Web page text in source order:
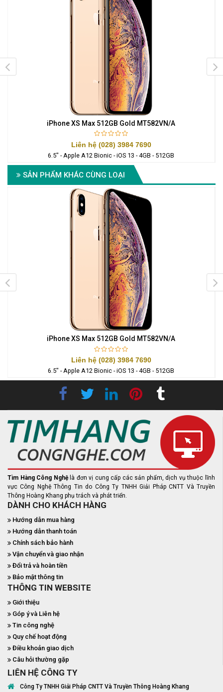
iPhone XS Max 512GB Gold MT582VN/A
Liên hệ (028) 3984 7690
6.5" - Apple A12 Bionic - iOS 13 - 4GB - 512GB
SẢN PHẨM KHÁC CÙNG LOẠI
iPhone XS Max 512GB Gold MT582VN/A
Liên hệ (028) 3984 7690
6.5" - Apple A12 Bionic - iOS 13 - 4GB - 512GB
Tìm Hàng Công Nghệ là đơn vị cung cấp các sản phẩm, dịch vụ thuộc lĩnh
vực Công Nghệ Thông Tin do Công Ty TNHH Giải Pháp CNTT Và Truyền
Thông Hoàng Khang phụ trách và phát triển.
DÀNH CHO KHÁCH HÀNG
Hướng dẫn mua hàng
Hướng dẫn thanh toán
Chính sách bảo hành
Vận chuyển và giao nhận
Đổi trả và hoàn tiền
Bảo mật thông tin
THÔNG TIN WEBSITE
Giới thiệu
Góp ý và Liên hệ
Tin công nghệ
Quy chế hoạt động
Điều khoản giao dịch
Câu hỏi thường gặp
LIÊN HỆ CÔNG TY
Công Ty TNHH Giải Pháp CNTT Và Truyền Thông Hoàng Khang